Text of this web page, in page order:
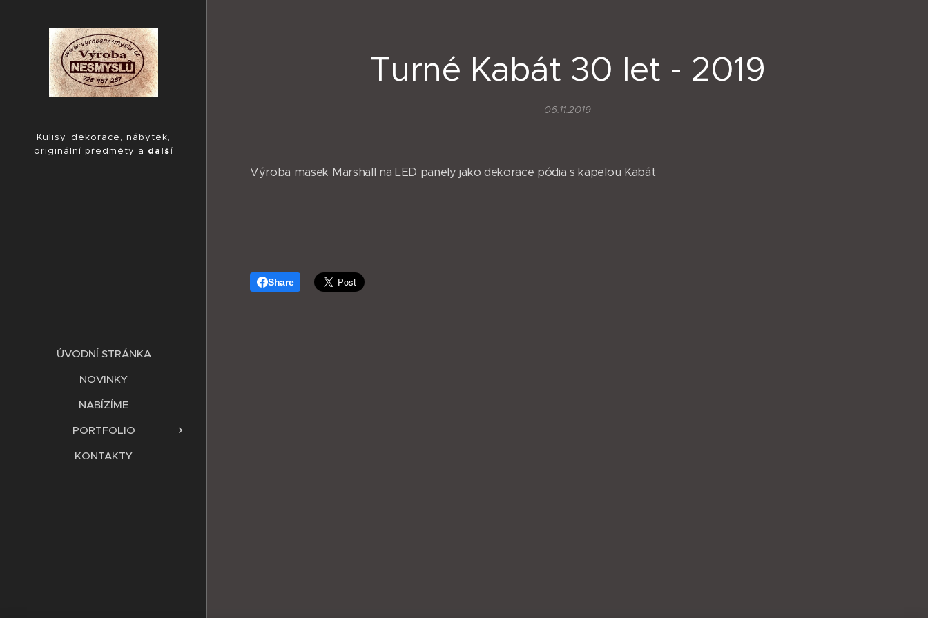
Kulisy, dekorace, nábytek,
originální předměty a další
ÚVODNÍ STRÁNKA
NOVINKY
NABÍZÍME
PORTFOLIO
KONTAKTY
Turné Kabát 30 let - 2019
06.11.2019
Výroba masek Marshall na LED panely jako dekorace pódia s kapelou Kabát
Share